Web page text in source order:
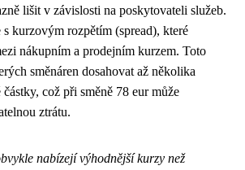
lišit v závislosti na poskytovateli služeb.
s kurzovým rozpětím (spread), které
nákupním a prodejním kurzem. Toto
směnáren dosahovat až několika
což při směně 78 eur může
ztrátu.
nabízejí výhodnější kurzy než